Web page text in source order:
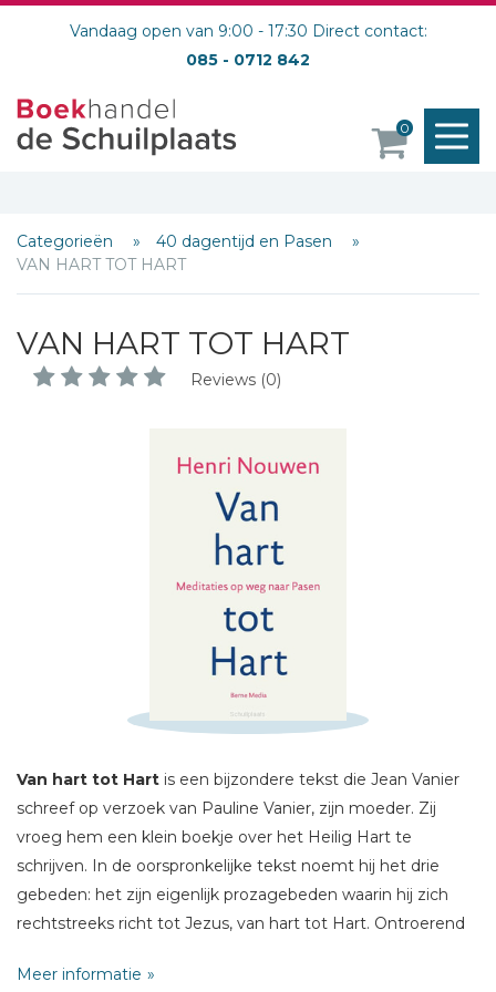
Vandaag open van 9:00 - 17:30 Direct contact:
085 - 0712 842
0
Categorieën
40 dagentijd en Pasen
VAN HART TOT HART
VAN HART TOT HART
Reviews (0)
Van hart tot Hart is een bijzondere tekst die Jean Vanier
schreef op verzoek van Pauline Vanier, zijn moeder. Zij
vroeg hem een klein boekje over het Heilig Hart te
schrijven. In de oorspronkelijke tekst noemt hij het drie
gebeden: het zijn eigenlijk prozagebeden waarin hij zich
rechtstreeks richt tot Jezus, van hart tot Hart. Ontroerend
Meer informatie
Schrijf hieronder je review!
Bericht *